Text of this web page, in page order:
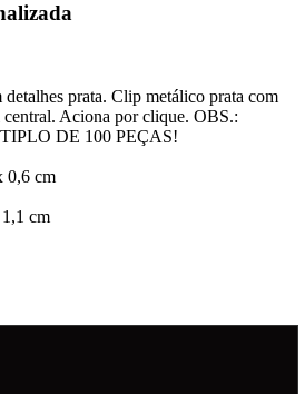
prata. Clip metálico prata com
Aciona por clique. OBS.:
DE 100 PEÇAS!
0,6 cm
cm